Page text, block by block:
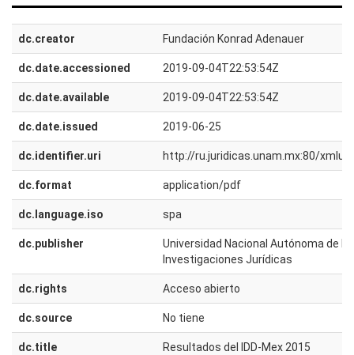
dc.creator Fundación Konrad Adenauer
dc.date.accessioned 2019-09-04T22:53:54Z
dc.date.available 2019-09-04T22:53:54Z
dc.date.issued 2019-06-25
dc.identifier.uri http://ru.juridicas.unam.mx:80/
dc.format application/pdf
dc.language.iso spa
dc.publisher
Universidad Nacional Autónoma de
Investigaciones Jurídicas
dc.rights Acceso abierto
dc.source No tiene
dc.title Resultados del IDD-Mex 2015